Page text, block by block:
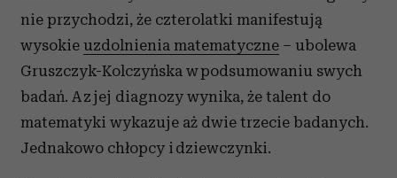
nie przychodzi, że czterolatki manifestują
wysokie uzdolnienia matematyczne – ubolewa
Gruszczyk-Kolczyńska w podsumowaniu swych
badań. A z jej diagnozy wynika, że talent do
matematyki wykazuje aż dwie trzecie badanych.
Jednakowo chłopcy i dziewczynki.